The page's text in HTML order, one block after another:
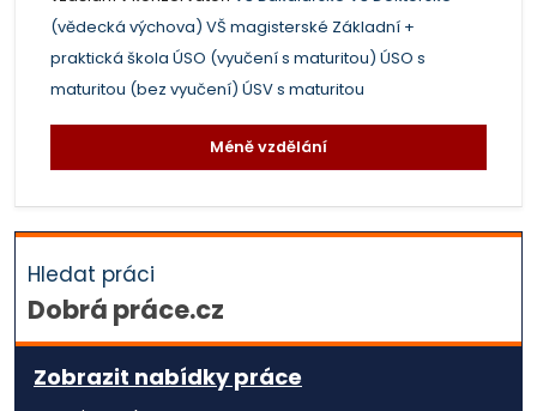
(vědecká výchova) VŠ magisterské Základní +
praktická škola ÚSO (vyučení s maturitou) ÚSO s
maturitou (bez vyučení) ÚSV s maturitou
Méně vzdělání
Hledat práci
Dobrá práce.cz
Zobrazit nabídky práce